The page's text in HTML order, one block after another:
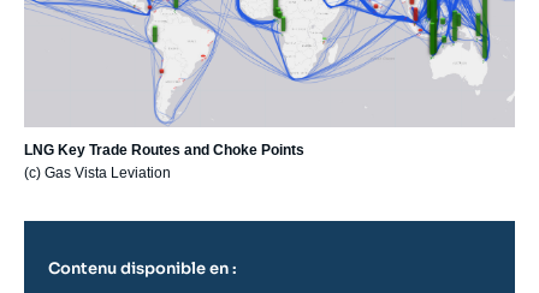
LNG Key Trade Routes and Choke Points
(c) Gas Vista Leviation
Contenu disponible en :